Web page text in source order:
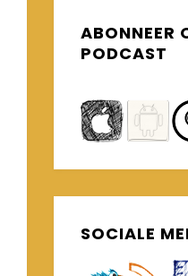
ABONNEER
PODCAST
SOCIALE